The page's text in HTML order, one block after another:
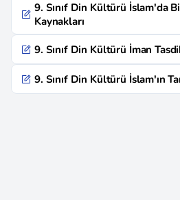
9. Sınıf Din Kültürü İslam'da
Kaynakları
9. Sınıf Din Kültürü İman
9. Sınıf Din Kültürü İslam'ın